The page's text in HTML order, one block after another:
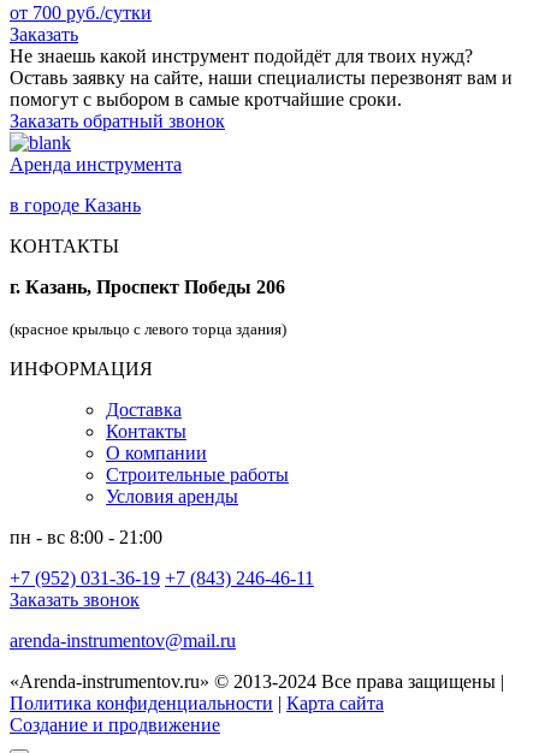
от 700 руб./сутки
Заказать
Не знаешь какой инструмент подойдёт для твоих нужд?
Оставь заявку на сайте, наши специалисты перезвонят вам и
помогут с выбором в самые кротчайшие сроки.
Заказать обратный звонок
Аренда инструмента
в городе Казань
КОНТАКТЫ
г. Казань, Проспект Победы 206
(красное крыльцо с левого торца здания)
ИНФОРМАЦИЯ
Доставка
Контакты
О компании
Строительные работы
Условия аренды
пн - вс 8:00 - 21:00
+7 (952) 031-36-19 +7 (843) 246-46-11
Заказать звонок
arenda-instrumentov@mail.ru
«Arenda-instrumentov.ru» © 2013-2024 Все права защищены |
Политика конфиденциальности | Карта сайта
Создание и продвижение